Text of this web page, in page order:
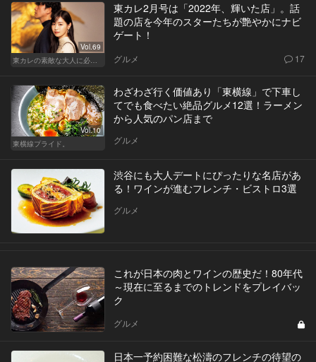
Vol.69
東カレの素敵な大人に必要なこと
東カレ2月号は「2022年、輝いた店」。話
題の店を今年のスターたちが艶やかにナビ
ゲート！
グルメ 17
Vol.10
東横線プライド。
わざわざ行く価値あり「東横線」で下車し
てでも食べたい絶品グルメ12選！ラーメン
から人気のパン店まで
グルメ
渋谷にも大人デートにぴったりな名店があ
る！ワインが進むフレンチ・ビストロ3選
グルメ
これが日本の肉とワインの歴史だ！80年代
～現在に至るまでのトレンドをプレイバッ
ク
グルメ
日本一予約困難な松濤のフレンチの待望の